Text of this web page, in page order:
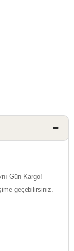
Gün Kargo!
geçebilirsiniz.